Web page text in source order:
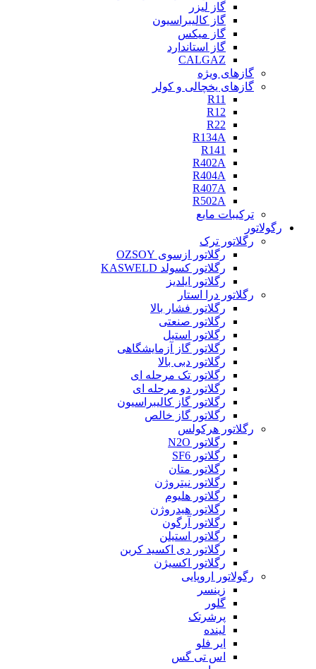
گاز لیزر
گاز کالیبراسیون
گاز میکس
گاز استاندارد
CALGAZ
گازهای ویژه
گازهای یخچالی و کولر
R11
R12
R22
R134A
R141
R402A
R404A
R407A
R502A
ترکیبات مایع
رگولاتور
رگلاتور ترک
رگلاتور ازسوی OZSOY
رگلاتور کسولد KASWELD
رگلاتور ایلدیز
رگلاتور درا استار
رگلاتور فشار بالا
رگلاتور صنعتی
رگلاتور استیل
رگلاتور گاز آزمایشگاهی
رگلاتور دبی بالا
رگلاتور تک مرحله ای
رگلاتور دو مرحله ای
رگلاتور گاز کالیبراسیون
رگلاتور گاز خالص
رگلاتور هرکولس
رگلاتور N2O
رگلاتور SF6
رگلاتور متان
رگلاتور نیتروژن
رگلاتور هلیوم
رگلاتور هیدروژن
رگلاتور آرگون
رگلاتور استیلن
رگلاتور دی اکسید کربن
رگلاتور اکسیژن
رگولاتور اروپایی
زینسر
گلور
پرشرتک
لینده
ایر فلو
اس تی گس